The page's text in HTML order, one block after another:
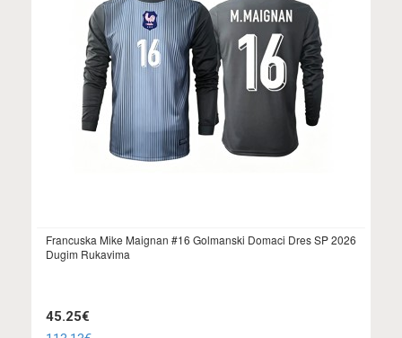
Francuska Mike Maignan #16 Golmanski Domaci Dres SP 2026
Dugim Rukavima
45.25€